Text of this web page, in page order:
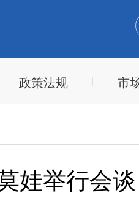
政策法规 市
娃举行会谈